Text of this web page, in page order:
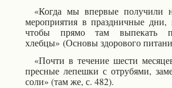
«Когда мы впервые получили
мероприятия в праздничные
чтобы прямо там выпекать
хлебцы» (Основы здорового
«Почти в течение шести
пресные лепешки с отрубями,
соли» (там же, с. 482).